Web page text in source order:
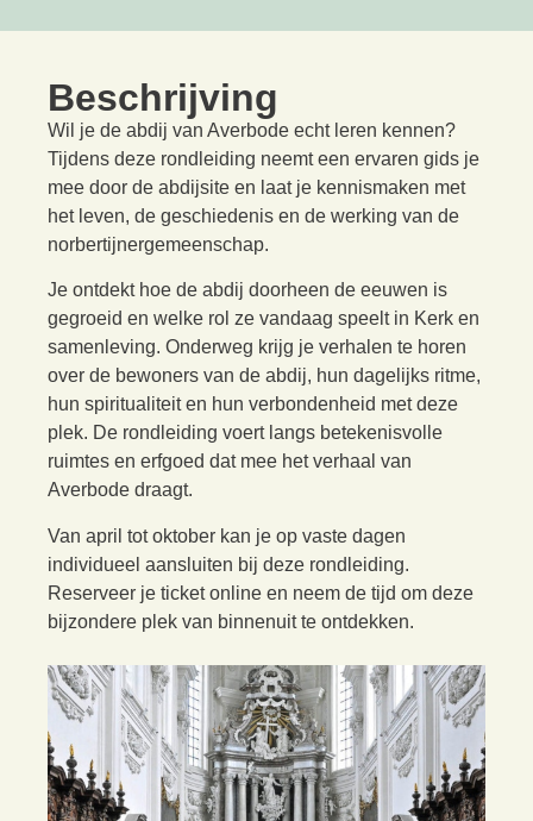
Beschrijving
Wil je de abdij van Averbode echt leren kennen?
Tijdens deze rondleiding neemt een ervaren gids je
mee door de abdijsite en laat je kennismaken met
het leven, de geschiedenis en de werking van de
norbertijnergemeenschap.
Je ontdekt hoe de abdij doorheen de eeuwen is
gegroeid en welke rol ze vandaag speelt in Kerk en
samenleving. Onderweg krijg je verhalen te horen
over de bewoners van de abdij, hun dagelijks ritme,
hun spiritualiteit en hun verbondenheid met deze
plek. De rondleiding voert langs betekenisvolle
ruimtes en erfgoed dat mee het verhaal van
Averbode draagt.
Van april tot oktober kan je op vaste dagen
individueel aansluiten bij deze rondleiding.
Reserveer je ticket online en neem de tijd om deze
bijzondere plek van binnenuit te ontdekken.